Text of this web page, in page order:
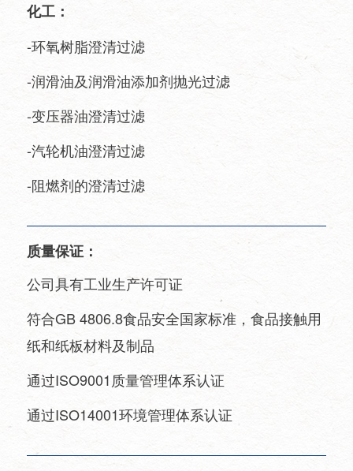
化工：
-环氧树脂澄清过滤
-润滑油及润滑油添加剂抛光过滤
-变压器油澄清过滤
-汽轮机油澄清过滤
-阻燃剂的澄清过滤
质量保证：
公司具有工业生产许可证
符合GB 4806.8食品安全国家标准，食品接触用
纸和纸板材料及制品
通过ISO9001质量管理体系认证
通过ISO14001环境管理体系认证